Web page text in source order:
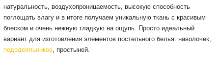
натуральность, воздухопроницаемость, высокую способность
поглощать влагу и в итоге получаем уникальную ткань с красивым
блеском и очень нежную гладкую на ощупь. Просто идеальный
вариант для изготовления элементов постельного белья: наволочек,
пододеяльников, простыней.